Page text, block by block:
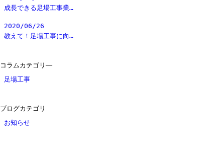
成長できる足場工事業…
2020/06/26
教えて！足場工事に向…
コラムカテゴリ―
足場工事
ブログカテゴリ
お知らせ